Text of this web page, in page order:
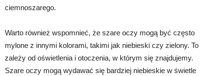
ciemnoszarego.
Warto również wspomnieć, że szare oczy mogą być często
mylone z innymi kolorami, takimi jak niebieski czy zielony. To
zależy od oświetlenia i otoczenia, w którym się znajdujemy.
Szare oczy mogą wydawać się bardziej niebieskie w świetle